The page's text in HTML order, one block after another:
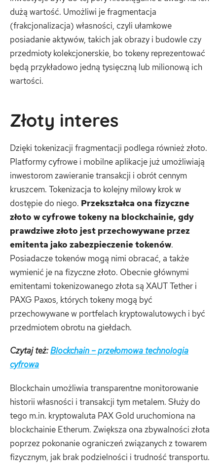
dużą wartość. Umożliwi je fragmentacja
(frakcjonalizacja) własności, czyli ułamkowe
posiadanie aktywów, takich jak obrazy i budowle czy
przedmioty kolekcjonerskie, bo tokeny reprezentować
będą przykładowo jedną tysięczną lub milionową ich
wartości.
Złoty interes
Dzięki tokenizacji fragmentacji podlega również złoto.
Platformy cyfrowe i mobilne aplikacje już umożliwiają
inwestorom zawieranie transakcji i obrót cennym
kruszcem. Tokenizacja to kolejny milowy krok w
dostępie do niego. Przekształca ona fizyczne
złoto w cyfrowe tokeny na blockchainie, gdy
prawdziwe złoto jest przechowywane przez
emitenta jako zabezpieczenie tokenów.
Posiadacze tokenów mogą nimi obracać, a także
wymienić je na fizyczne złoto. Obecnie głównymi
emitentami tokenizowanego złota są XAUT Tether i
PAXG Paxos, których tokeny mogą być
przechowywane w portfelach kryptowalutowych i być
przedmiotem obrotu na giełdach.
Czytaj też:Blockchain – przełomowa technologia
cyfrowa
Blockchain umożliwia transparentne monitorowanie
historii własności i transakcji tym metalem. Służy do
tego m.in. kryptowaluta PAX Gold uruchomiona na
blockchainie Etherum. Zwiększa ona zbywalności złota
poprzez pokonanie ograniczeń związanych z towarem
fizycznym, jak brak podzielności i trudność transportu.